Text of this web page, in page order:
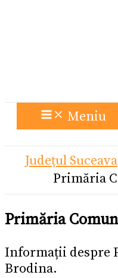
Meniu
Județul Suceava
Primăria
Primăria
Informații despre
Brodina.